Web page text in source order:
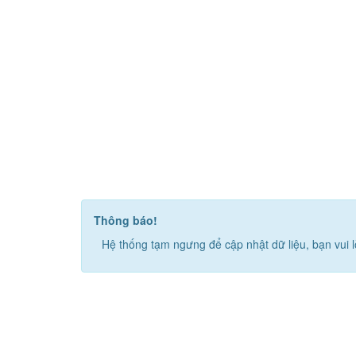
Thông báo!
Hệ thống tạm ngưng để cập nhật dữ liệu, bạn vui